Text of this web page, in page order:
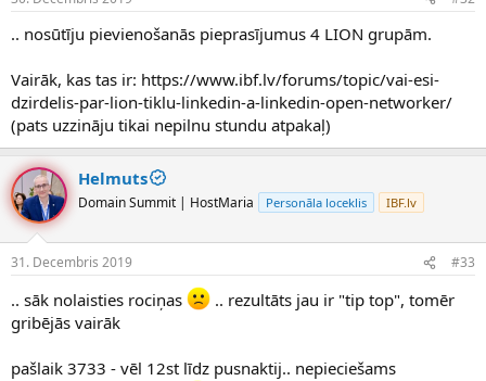
.. nosūtīju pievienošanās pieprasījumus 4 LION grupām.
Vairāk, kas tas ir: https://www.ibf.lv/forums/topic/vai-esi-
dzirdelis-par-lion-tiklu-linkedin-a-linkedin-open-networker/
(pats uzzināju tikai nepilnu stundu atpakaļ)
Helmuts
Domain Summit | HostMaria Personāla loceklis IBF.lv
31. Decembris 2019 #33
.. sāk nolaisties rociņas
.. rezultāts jau ir "tip top", tomēr
gribējās vairāk
pašlaik 3733 - vēl 12st līdz pusnaktij.. nepieciešams